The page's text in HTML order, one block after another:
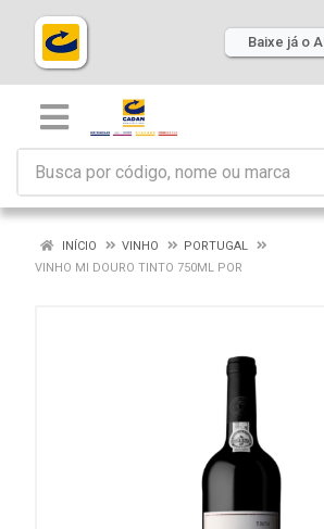
Baixe já o
INÍCIO VINHO
PORTUGAL
VINHO MI DOURO TINTO 750ML POR